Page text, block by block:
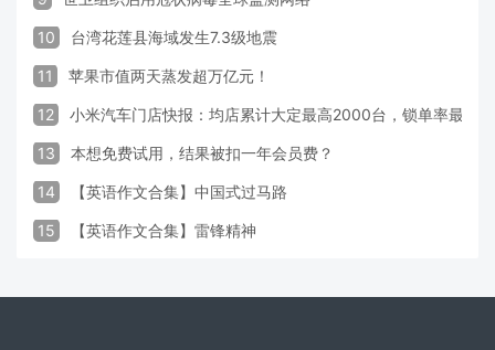
10 台湾花莲县海域发生7.3级地震
11 苹果市值两天蒸发超万亿元！
12 小米汽车门店快报：均店累计大定最高2000台，锁单率最高
13 本想免费试用，结果被扣一年会员费？
14 【英语作文合集】中国式过马路
15 【英语作文合集】雷锋精神